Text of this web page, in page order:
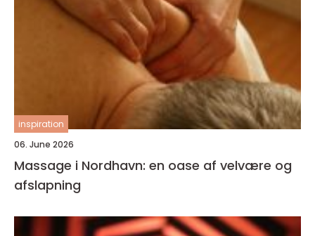
inspiration
06. June 2026
Massage i Nordhavn: en oase af velvære og
afslapning